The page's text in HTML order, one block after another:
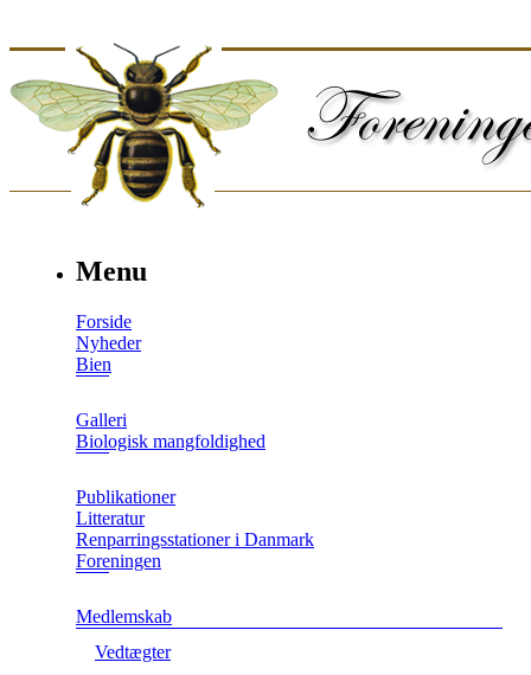
Menu
Forside
Nyheder
Bien
Galleri
Biologisk mangfoldighed
Publikationer
Litteratur
Renparringsstationer i Danmark
Foreningen
Medlemskab
Vedtægter